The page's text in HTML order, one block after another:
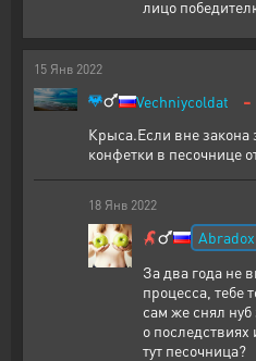
лицо
15 Янв 2022
Vechniycoldat -
Крыса.Если вне закона
конфетки в песочнице
18 Янв 2022
Abradox
За два года не
процесса, тебе
сам же снял
о
тут песочница?